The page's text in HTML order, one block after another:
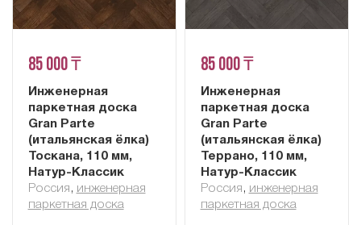
85 000 ₸
Инженерная
паркетная доска
Gran Parte
(итальянская ёлка)
Тоскана, 110 мм,
Натур-Классик
Россия , инженерная
паркетная доска
85 000 ₸
Инженерная
паркетная доска
Gran Parte
(итальянская ёлка)
Террано, 110 мм,
Натур-Классик
Россия , инженерная
паркетная доска